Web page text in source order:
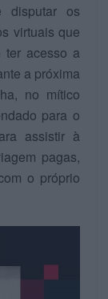
os
virtuais que
ter acesso a
a próxima
no mítico
para o
assistir à
pagas,
o próprio